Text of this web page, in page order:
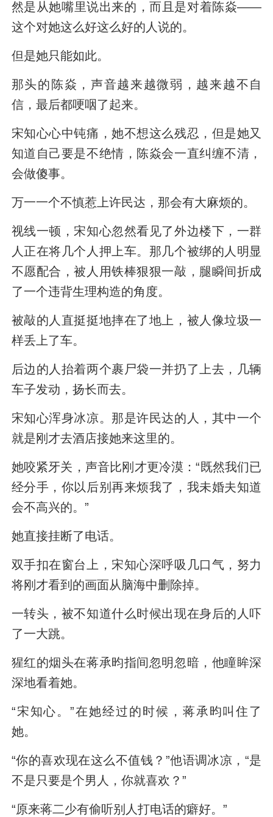
然是从她嘴里说出来的，而且是对着陈焱——
这个对她这么好这么好的人说的。
但是她只能如此。
那头的陈焱，声音越来越微弱，越来越不自
信，最后都哽咽了起来。
宋知心心中钝痛，她不想这么残忍，但是她又
知道自己要是不绝情，陈焱会一直纠缠不清，
会做傻事。
万一一个不慎惹上许民达，那会有大麻烦的。
视线一顿，宋知心忽然看见了外边楼下，一群
人正在将几个人押上车。那几个被绑的人明显
不愿配合，被人用铁棒狠狠一敲，腿瞬间折成
了一个违背生理构造的角度。
被敲的人直挺挺地摔在了地上，被人像垃圾一
样丢上了车。
后边的人抬着两个裹尸袋一并扔了上去，几辆
车子发动，扬长而去。
宋知心浑身冰凉。那是许民达的人，其中一个
就是刚才去酒店接她来这里的。
她咬紧牙关，声音比刚才更冷漠：“既然我们已
经分手，你以后别再来烦我了，我未婚夫知道
会不高兴的。”
她直接挂断了电话。
双手扣在窗台上，宋知心深呼吸几口气，努力
将刚才看到的画面从脑海中删除掉。
一转头，被不知道什么时候出现在身后的人吓
了一大跳。
猩红的烟头在蒋承昀指间忽明忽暗，他瞳眸深
深地看着她。
“宋知心。”在她经过的时候，蒋承昀叫住了
她。
“你的喜欢现在这么不值钱？”他语调冰凉，“是
不是只要是个男人，你就喜欢？”
“原来蒋二少有偷听别人打电话的癖好。”